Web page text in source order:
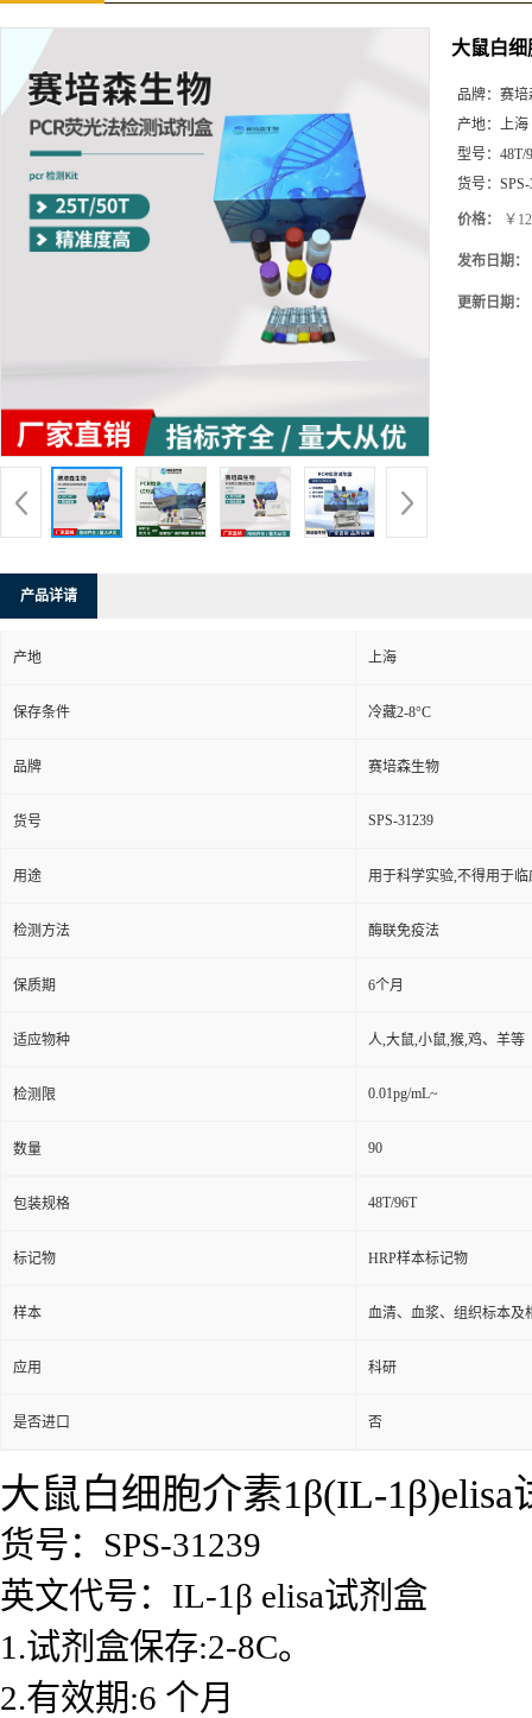
大鼠白细
品牌： 赛培
产地： 上海
型号： 48T/
货号：
价格： ￥
发布日期：
更新日期：
产品详请
产地 上海
保存条件 冷藏2-8°C
品牌 赛培森生物
货号 SPS-31239
用途 用于科学实验,不得用于临
检测方法 酶联免疫法
保质期 6个月
适应物种 人,大鼠,小鼠,猴,鸡、羊等
检测限 0.01pg/mL~
数量 90
包装规格 48T/96T
标记物 HRP样本标记物
样本 血清、血浆、组织标本及
应用 科研
是否进口 否
大鼠白细胞介素1β(IL-1β)elisa
货号：SPS-31239
英文代号：IL-1β elisa试剂盒
1.试剂盒保存:2-8C。
2.有效期:6 个月